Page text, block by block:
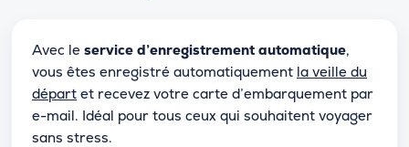
Avec le service d’enregistrement automatique,
vous êtes enregistré automatiquement la veille du
départ et recevez votre carte d’embarquement par
e-mail. Idéal pour tous ceux qui souhaitent voyager
sans stress.